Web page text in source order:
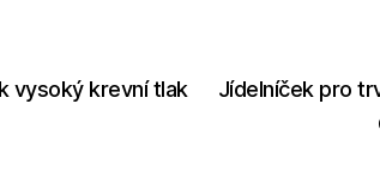
vysoký krevní tlak
Jídelníček pro